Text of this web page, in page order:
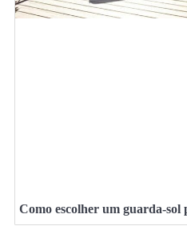
Como escolher um guarda-sol